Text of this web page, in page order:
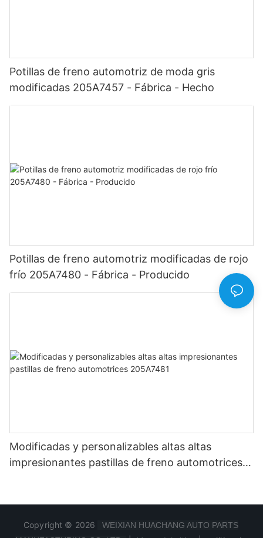
Potillas de freno automotriz de moda gris
modificadas 205A7457 - Fábrica - Hecho
Potillas de freno automotriz modificadas de rojo
frío 205A7480 - Fábrica - Producido
Modificadas y personalizables altas altas
impresionantes pastillas de freno automotrices
Copyright © 2026
WEIXIAN HUACHANG AUTO PARTS